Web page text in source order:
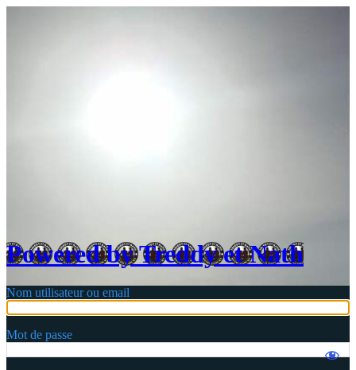
Powered by Treddy et Nath
Nom utilisateur ou email
Mot de passe